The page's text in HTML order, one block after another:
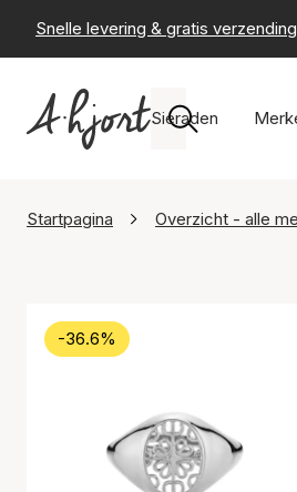
Snelle levering & gratis
Sieraden
Startpagina Overzicht - alle
-36.6%